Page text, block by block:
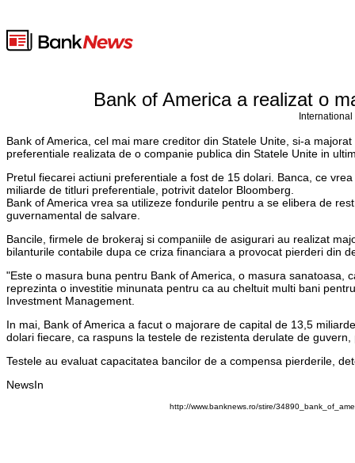
Bank of America a realizat o
Bank of America, cel mai mare creditor din Statele Unite, si-a
preferentiale realizata de o companie publica din Statele Unite in
Pretul fiecarei actiuni preferentiale a fost de 15 dolari. Banca, ce
miliarde de titluri preferentiale, potrivit datelor Bloomberg.
Bank of America vrea sa utilizeze fondurile pentru a se elibera de
guvernamental de salvare.
Bancile, firmele de brokeraj si companiile de asigurari au realizat
bilanturile contabile dupa ce criza financiara a provocat pierderi din
"Este o masura buna pentru Bank of America, o masura sanatoasa,
reprezinta o investitie minunata pentru ca au cheltuit multi bani
Investment Management.
In mai, Bank of America a facut o majorare de capital de 13,5
dolari fiecare, ca raspuns la testele de rezistenta derulate de
Testele au evaluat capacitatea bancilor de a compensa pierderile,
NewsIn
http://www.banknews.ro/stire/